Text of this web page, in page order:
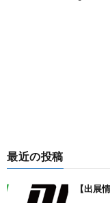
最近の投稿
【出展